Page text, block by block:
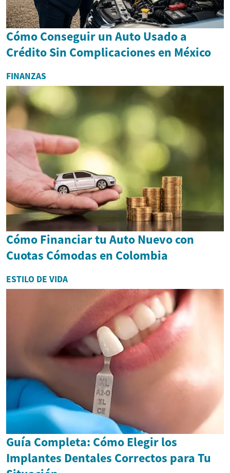
Cómo Conseguir un Auto Usado a
Crédito Sin Complicaciones en México
FINANZAS
Cómo Financiar tu Auto Nuevo con
Cuotas Cómodas en Colombia
ESTILO DE VIDA
Guía Completa: Cómo Elegir los
Implantes Dentales Correctos para Tu